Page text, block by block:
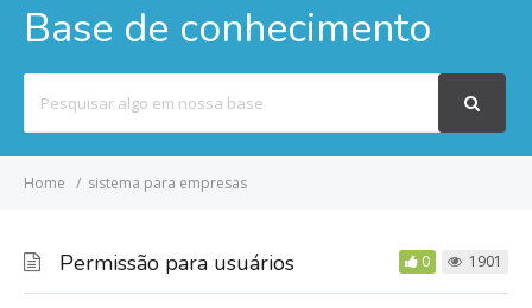
Base de conhecimento
por
Home sistema para empresas
Permissão para usuários 0 1901